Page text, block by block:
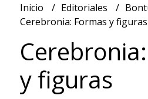
Inicio Editoriales
Cerebronia: Formas y figuras
y figuras